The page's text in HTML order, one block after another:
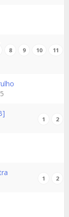
8 9 10 11
1 2
1 2